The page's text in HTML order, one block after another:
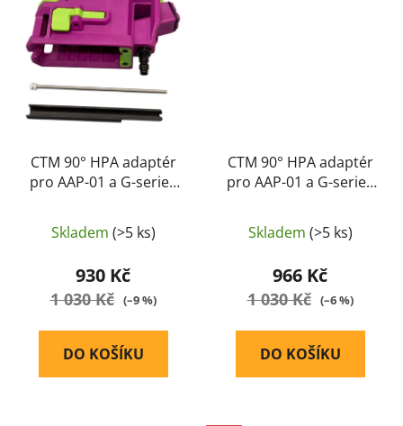
CTM 90° HPA adaptér
pro AAP-01 a G-series
Fialová / zelená
Skladem (>5 ks)
930 Kč
1 030 Kč (–9 %)
DO KOŠÍKU
CTM 90° HPA adaptér
pro AAP-01 a G-series
Růžová
Skladem (>5 ks)
966 Kč
1 030 Kč (–6 %)
DO KOŠÍKU